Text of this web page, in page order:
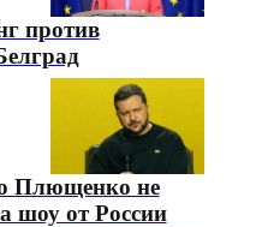
против
Плющенко не
шоу от России